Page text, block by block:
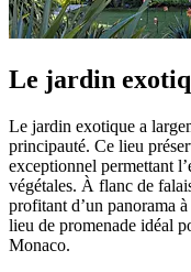
Le jardin
Le jardin exotique a
principauté. Ce lieu
exceptionnel permettant
végétales. À flanc de
profitant d’un panorama
lieu de promenade idéal
Monaco.